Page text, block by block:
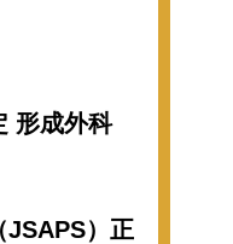
形成外科
JSAPS）正